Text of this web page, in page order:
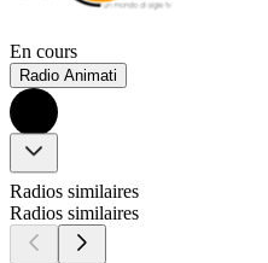
En cours
Radio Animati
Radios similaires
Radios similaires